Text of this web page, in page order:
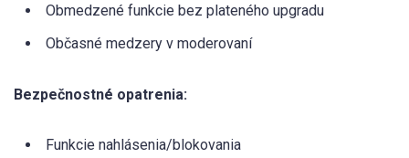
Obmedzené funkcie bez plateného upgradu
Občasné medzery v moderovaní
Bezpečnostné opatrenia:
Funkcie nahlásenia/blokovania